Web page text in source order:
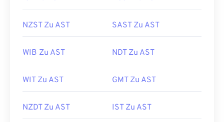
NZST Zu AST SAST Zu AST
WIB Zu AST NDT Zu AST
WIT Zu AST GMT Zu AST
NZDT Zu AST IST Zu AST